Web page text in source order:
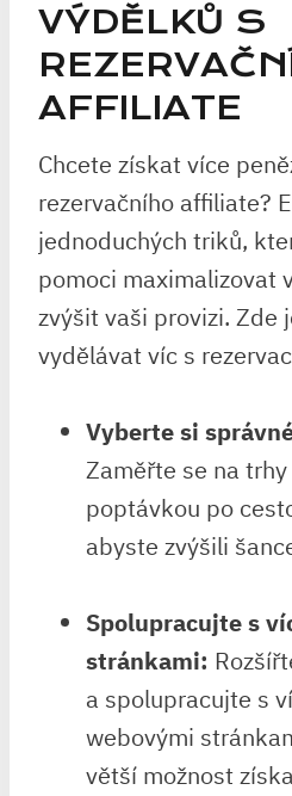
VÝDĚLKŮ S
AFFILIATE
Chcete získat více
rezervačního affiliate?
jednoduchých triků,
pomoci maximalizovat
zvýšit vaši provizi. Zde
vydělávat víc s
Vyberte si
Zaměřte se na
poptávkou po
abyste zvýšili
Spolupracujte s
stránkami:
a spolupracujte s
webovými
větší možnost